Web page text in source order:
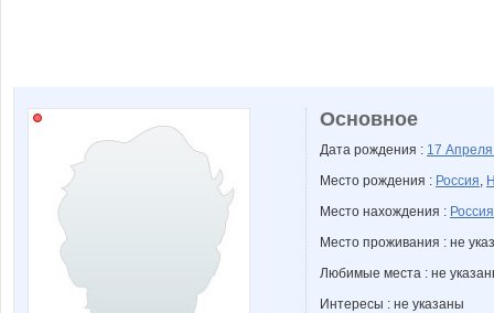
Основное
Дата рождения : 17
Место рождения : Россия,
Место нахождения : Россия
Место проживания : не
Любимые места : не
Интересы : не указаны